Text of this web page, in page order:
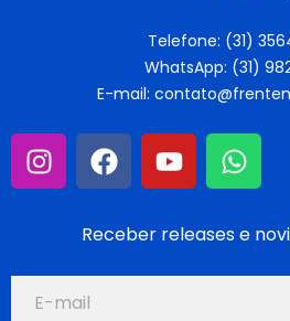
Telefone: (31)
WhatsApp: (31)
E-mail:
Receber releases e